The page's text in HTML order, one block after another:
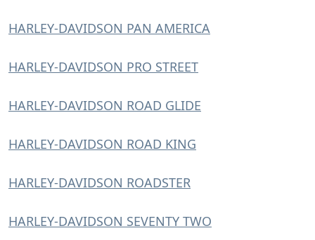
HARLEY-DAVIDSON PAN AMERICA
HARLEY-DAVIDSON PRO STREET
HARLEY-DAVIDSON ROAD GLIDE
HARLEY-DAVIDSON ROAD KING
HARLEY-DAVIDSON ROADSTER
HARLEY-DAVIDSON SEVENTY TWO